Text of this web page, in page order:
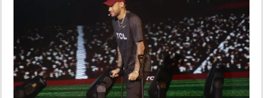
DEPORTES
MUNDO